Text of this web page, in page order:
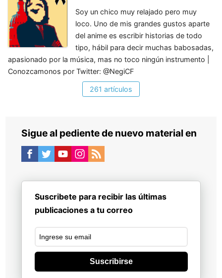
Soy un chico muy relajado pero muy
loco. Uno de mis grandes gustos aparte
del anime es escribir historias de todo
tipo, hábil para decir muchas babosadas,
apasionado por la música, mas no toco ningún instrumento |
Conozcamonos por Twitter: @NegiCF
261 artículos
Sigue al pediente de nuevo material en
Suscribete para recibir las últimas
publicaciones a tu correo
Suscribirse